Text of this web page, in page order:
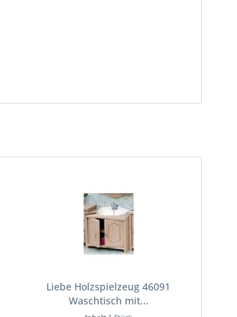
Liebe Holzspielzeug 46091
Waschtisch mit...